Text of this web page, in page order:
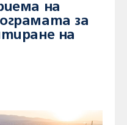
на
за
на